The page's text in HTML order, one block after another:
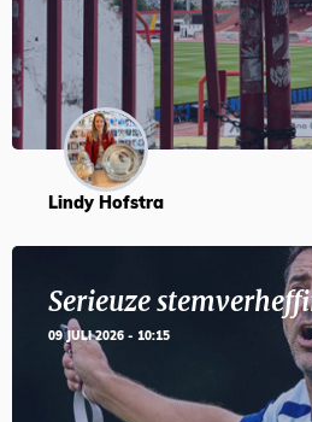
Lindy Hofstra
Serieuze
09 JULI 2026 - 10:15